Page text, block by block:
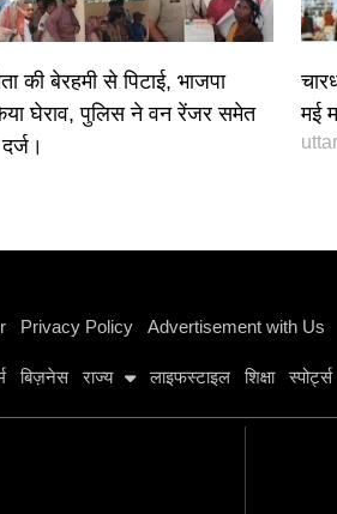
की बेरहमी से पिटाई, भाजपा
घेराव, पुलिस ने वन रेंजर समेत
मई
Privacy Policy Advertisement with Us
बिज़नेस राज्य लाइफस्टाइल शिक्षा स्पोर्ट्स